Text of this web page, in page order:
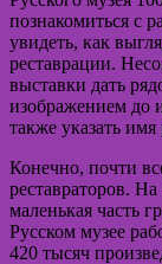
познакомиться с
увидеть, как
реставрации.
выставки дать
изображением до
также указать имя
Конечно, почти
реставраторов.
маленькая часть
Русском музее
420 тысяч